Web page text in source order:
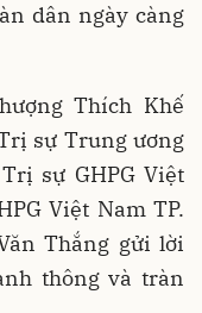
dân ngày càng
Thích Khế
sự Trung ương
sự GHPG Việt
Việt Nam TP.
Thắng gửi lời
thông và tràn